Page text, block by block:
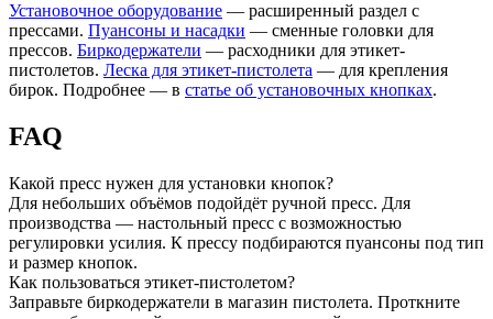
Установочное оборудование — расширенный раздел с
прессами. Пуансоны и насадки — сменные головки для
прессов. Биркодержатели — расходники для этикет-
пистолетов. Леска для этикет-пистолета — для крепления
бирок. Подробнее — в статье об установочных кнопках.
FAQ
Какой пресс нужен для установки кнопок?
Для небольших объёмов подойдёт ручной пресс. Для
производства — настольный пресс с возможностью
регулировки усилия. К прессу подбираются пуансоны под тип
и размер кнопок.
Как пользоваться этикет-пистолетом?
Заправьте биркодержатели в магазин пистолета. Проткните